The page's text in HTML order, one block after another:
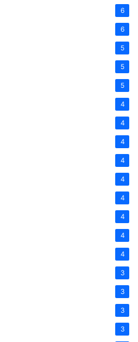
6
6
5
5
5
4
4
4
4
4
4
4
4
4
3
3
3
3